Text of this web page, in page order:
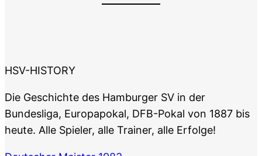
HSV-HISTORY
Die Geschichte des Hamburger SV in der
Bundesliga, Europapokal, DFB-Pokal von 1887 bis
heute. Alle Spieler, alle Trainer, alle Erfolge!